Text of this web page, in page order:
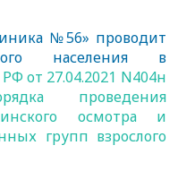
№56» проводит
населения в
от 27.04.2021 N404н
проведения
осмотра и
групп взрослого